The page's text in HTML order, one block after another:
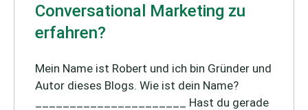
Conversational Marketing zu
erfahren?
Mein Name ist Robert und ich bin Gründer und
Autor dieses Blogs. Wie ist dein Name?
______________________ Hast du gerade